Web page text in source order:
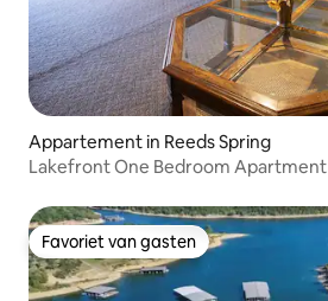
Appartement in Reeds Spring
Lakefront One Bedroom Apartment
Favoriet van gasten
Favoriet van gasten